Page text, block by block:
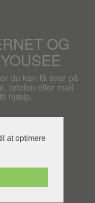
at optimere
OG
du kan få svar på
telefon eller mail
hjælp.